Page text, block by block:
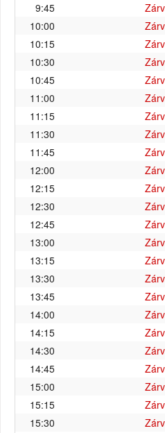
9:45
10:00
10:15
10:30
10:45
11:00
11:15
11:30
11:45
12:00
12:15
12:30
12:45
13:00
13:15
13:30
13:45
14:00
14:15
14:30
14:45
15:00
15:15
15:30